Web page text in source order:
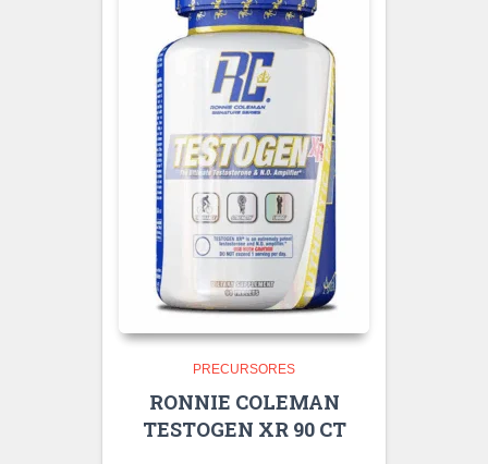
PRECURSORES
RONNIE COLEMAN
TESTOGEN XR 90 CT